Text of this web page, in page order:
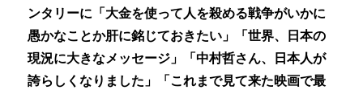
ンタリーに「大金を使って人を殺める戦争がいかに
愚かなことか肝に銘じておきたい」「世界、日本の
現況に大きなメッセージ」「中村哲さん、日本人が
誇らしくなりました」「これまで見て来た映画で最